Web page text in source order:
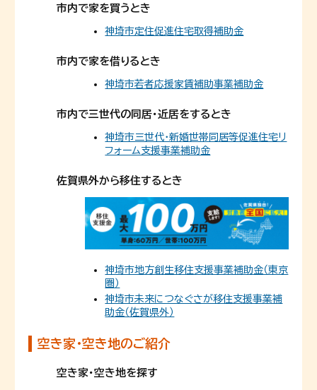
市内で家を買うとき
神埼市定住促進住宅取得補助金
市内で家を借りるとき
神埼市若者応援家賃補助事業補助金
市内で三世代の同居・近居をするとき
神埼市三世代・新婚世帯同居等促進住宅リ
フォーム支援事業補助金
佐賀県外から移住するとき
神埼市地方創生移住支援事業補助金（東京
圏）
神埼市未来につなぐさが移住支援事業補
助金（佐賀県外）
空き家・空き地のご紹介
空き家・空き地を探す